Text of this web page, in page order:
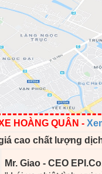
HOÀNG QUÂN -
cao chất lượng
Mr. Giao - CEO